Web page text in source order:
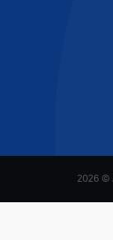
2026 ©